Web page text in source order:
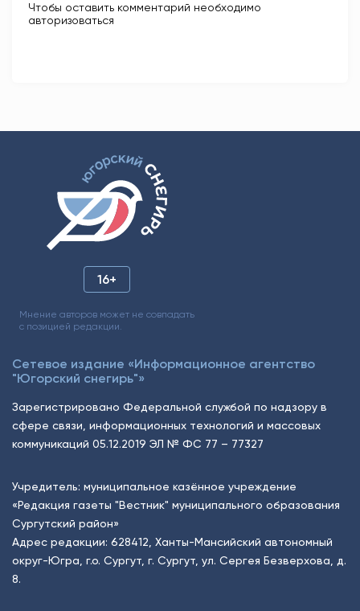
Чтобы оставить комментарий необходимо
авторизоваться
16+
Мнение авторов может не совпадать
с позицией редакции.
Сетевое издание «Информационное агентство
"Югорский снегирь"»
Зарегистрировано Федеральной службой по надзору в
сфере связи, информационных технологий и массовых
коммуникаций 05.12.2019 ЭЛ № ФС 77 – 77327
Учредитель: муниципальное казённое учреждение
«Редакция газеты "Вестник" муниципального образования
Сургутский район»
Адрес редакции: 628412, Ханты-Мансийский автономный
округ-Югра, г.о. Сургут, г. Сургут, ул. Сергея Безверхова, д.
8.